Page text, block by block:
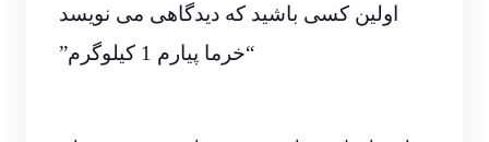
اولین کسی باشید که دیدگاهی می نویسد
“خرما پیارم 1 کیلوگرم”